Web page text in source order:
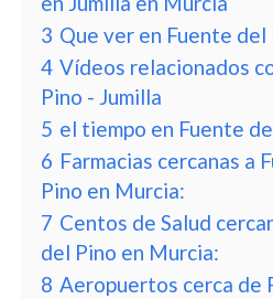
3 Que ver en Fuente del
4 Vídeos relacionados
Pino - Jumilla
5 el tiempo en Fuente
6 Farmacias cercanas a
Pino en Murcia:
7 Centos de Salud
del Pino en Murcia:
8 Aeropuertos cerca de